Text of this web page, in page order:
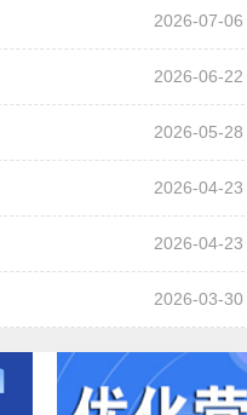
2026-07-06
2026-06-22
2026-05-28
2026-04-23
2026-04-23
2026-03-30